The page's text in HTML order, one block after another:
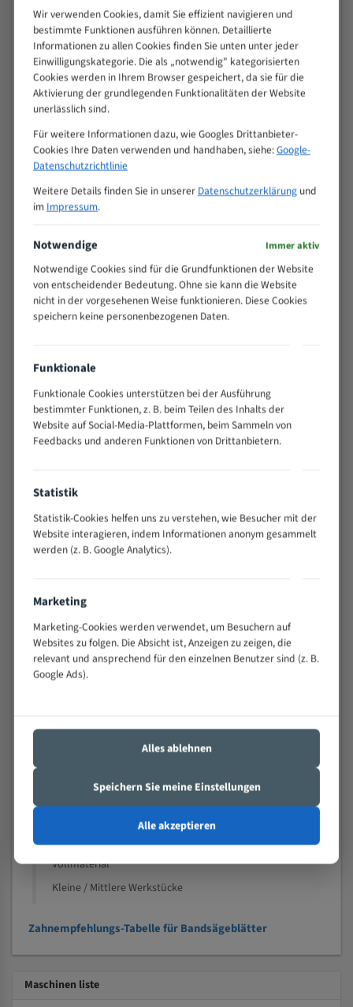
30
4/5
50
80
> 100
VOLLMATERIAL
M (mm)
Zoll (ZpZ))
>
25
10/14
15 - 40
8/12
25 - 50
50 - 120
80 - 180
3/4
130 -
350
2/3
200 -
> 500
0,75/1,25
Vorteile:
Widerstandsfähig gegen Zahnbruch auch bei
schwierigen Werkstücken (Materialmischung,
wechselnde Verbindungslängen)
Sehr geringe Vibration
Technische Beschreibung:
Positiver Spanwinkel
Bandkörper aus hochlegiertem Federstahl
Speziell entwickelt für Profile / Rohre
Kleine und mittlere Profile / Kleine Durchmesser
Vollmaterial
Kleine / Mittlere Werkstücke
Zahnempfehlungs-Tabelle für Bandsägeblätter
Maschinen liste
Wir verwenden Cookies, damit Sie effizient navigieren und
bestimmte Funktionen ausführen können. Detaillierte
Informationen zu allen Cookies finden Sie unten unter jeder
Einwilligungskategorie. Die als „notwendig" kategorisierten
Cookies werden in Ihrem Browser gespeichert, da sie für die
Aktivierung der grundlegenden Funktionalitäten der Website
unerlässlich sind.
Für weitere Informationen dazu, wie Googles Drittanbieter-
Cookies Ihre Daten verwenden und handhaben, siehe:Google-
Datenschutzrichtlinie
Weitere Details finden Sie in unserer Datenschutzerklärungund
im Impressum.
Notwendige Immer aktiv
Notwendige Cookies sind für die Grundfunktionen der Website
von entscheidender Bedeutung. Ohne sie kann die Website
nicht in der vorgesehenen Weise funktionieren. Diese Cookies
speichern keine personenbezogenen Daten.
Funktionale
Funktionale Cookies unterstützen bei der Ausführung
bestimmter Funktionen, z. B. beim Teilen des Inhalts der
Website auf Social-Media-Plattformen, beim Sammeln von
Feedbacks und anderen Funktionen von Drittanbietern.
Statistik
Statistik-Cookies helfen uns zu verstehen, wie Besucher mit der
Website interagieren, indem Informationen anonym gesammelt
werden (z. B. Google Analytics).
Marketing
Marketing-Cookies werden verwendet, um Besuchern auf
Websites zu folgen. Die Absicht ist, Anzeigen zu zeigen, die
relevant und ansprechend für den einzelnen Benutzer sind (z. B.
Google Ads).
Alles ablehnen
Speichern Sie meine Einstellungen
Alle akzeptieren